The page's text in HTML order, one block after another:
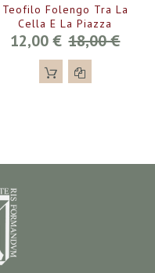
Teofilo Folengo Tra La
Cella E La Piazza
12,00 € 18,00 €